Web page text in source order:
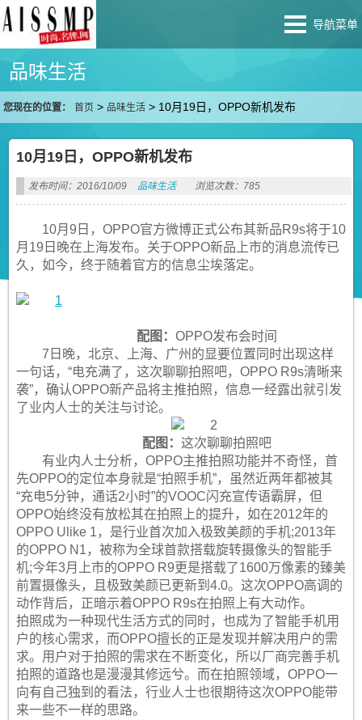
导航菜单
品味生活
您现在的位置： 首页 > 品味生活 > 10月19日，OPPO新机发布
10月19日，OPPO新机发布
发布时间：2016/10/09 品味生活 浏览次数：785
10月9日，OPPO官方微博正式公布其新品R9s将于10
月19日晚在上海发布。关于OPPO新品上市的消息流传已
久，如今，终于随着官方的信息尘埃落定。
配图：OPPO发布会时间
7日晚，北京、上海、广州的显要位置同时出现这样
一句话，“电充满了，这次聊聊拍照吧，OPPO R9s清晰来
袭”，确认OPPO新产品将主推拍照，信息一经露出就引发
了业内人士的关注与讨论。
配图：这次聊聊拍照吧
有业内人士分析，OPPO主推拍照功能并不奇怪，首
先OPPO的定位本身就是“拍照手机”，虽然近两年都被其
“充电5分钟，通话2小时”的VOOC闪充宣传语霸屏，但
OPPO始终没有放松其在拍照上的提升，如在2012年的
OPPO Ulike 1，是行业首次加入极致美颜的手机;2013年
的OPPO N1，被称为全球首款搭载旋转摄像头的智能手
机;今年3月上市的OPPO R9更是搭载了1600万像素的臻美
前置摄像头，且极致美颜已更新到4.0。这次OPPO高调的
动作背后，正暗示着OPPO R9s在拍照上有大动作。
拍照成为一种现代生活方式的同时，也成为了智能手机用
户的核心需求，而OPPO擅长的正是发现并解决用户的需
求。用户对于拍照的需求在不断变化，所以厂商完善手机
拍照的道路也是漫漫其修远兮。而在拍照领域，OPPO一
向有自己独到的看法，行业人士也很期待这次OPPO能带
来一些不一样的思路。